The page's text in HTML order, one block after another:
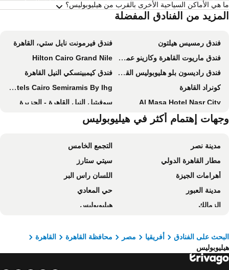
هي الأماكن السياحية الأخرى بالقرب من هيليوبوليس؟
من الفنادق المفضلة
فندق رمسيس هيلتون
فندق فيرمونت نايل ستي، القاهرة
فندق ماريوت القاهرة وكازينو عمر الخيام
Hilton Cairo Grand Nile
فندق راديسون بلو هليوبوليس القاهرة
فندق كيمبينسكي النيل القاهرة
كونراد القاهرة
Intercontinental Hotels Cairo Semiramis By Ihg
Al Masa Hotel Nasr City
سوفيتيل النيل القاهرة - الجزيرة
Holiday Inn Cairo - Citystars By Ihg
فندق كونكورد السلام
فندق ومركز مؤتمرات ترايمف
فندق نوفوتل البرج القاهرة
فندق سفير القاهرة
Triumph Luxury Hotel
فندق سونستا - أبراج وكازينو القاهرة
هوتل أمارانت الهرم
Le Passage Cairo Hotel & Casino
Intercontinental Hotels Citystars Cairo By Ihg
Steigenberger Hotel El Tahrir Cairo
فندق فور سيزونز القاهرة
فندق سانت ريجيس القاهرة
Gewan Hotel Cairo
Sheraton Cairo Hotel & Casino
Hilton Cairo Heliopolis
إهتمام أكثر في هيليوبوليس
مدينة نصر
التجمع الخامس
مطار القاهرة الدولي
سيتي ستارز
أهرامات الجيزة
اللسان راس البر
مدينة العبور
حي المعادي
الزمالك
هيليوبوليس
العباسية
مركز القاهرة الدولى للمؤتمرات والمعارض
ميدان رمسيس
مطار برج العرب الدولي
على الفنادق أفريقيا مصر محافظة القاهرة
القاهرة